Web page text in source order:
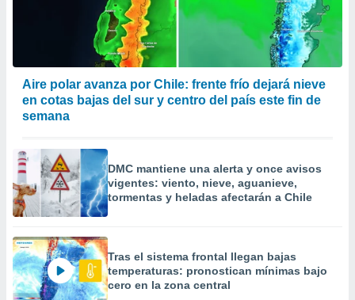
Aire polar avanza por Chile: frente frío dejará nieve
en cotas bajas del sur y centro del país este fin de
semana
DMC mantiene una alerta y once avisos
vigentes: viento, nieve, aguanieve,
tormentas y heladas afectarán a Chile
Tras el sistema frontal llegan bajas
temperaturas: pronostican mínimas bajo
cero en la zona central